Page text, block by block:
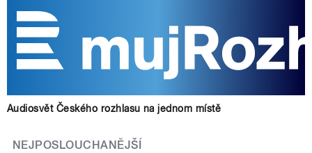
Audiosvět Českého rozhlasu na jednom místě
NEJPOSLOUCHANĚJŠÍ